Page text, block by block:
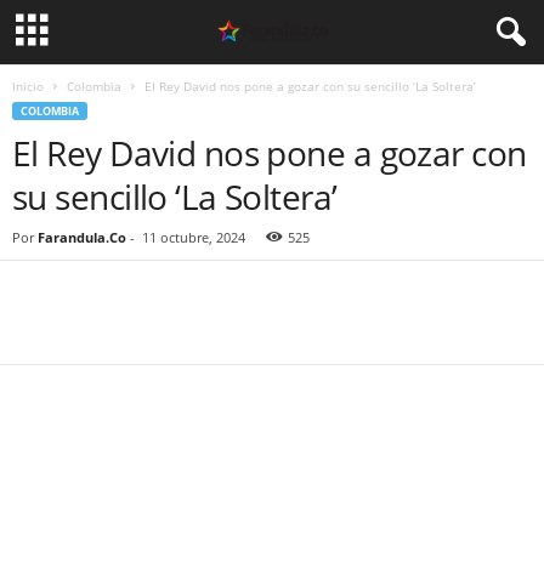
Inicio Colombia El Rey David nos pone a gozar con su sencillo ‘La Soltera’
COLOMBIA
El Rey David nos pone a gozar con
su sencillo ‘La Soltera’
Por Farandula.Co - 11 octubre, 2024 525